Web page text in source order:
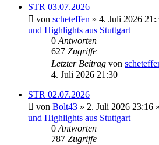
STR 03.07.2026
von scheteffen » 4. Juli 2026
und Highlights aus Stuttgart
0 Antworten
627 Zugriffe
Letzter Beitrag von
4. Juli 2026 21:30
STR 02.07.2026
von Bolt43 » 2. Juli 2026 23:16
und Highlights aus Stuttgart
0 Antworten
787 Zugriffe